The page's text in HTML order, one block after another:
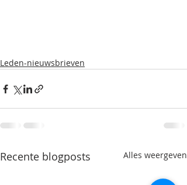
Leden-nieuwsbrieven
Recente blogposts Alles weergeven